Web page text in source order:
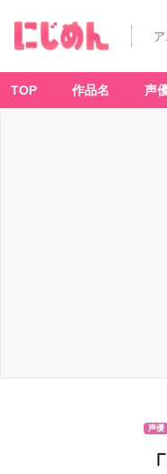
TOP 作品名 声
声優